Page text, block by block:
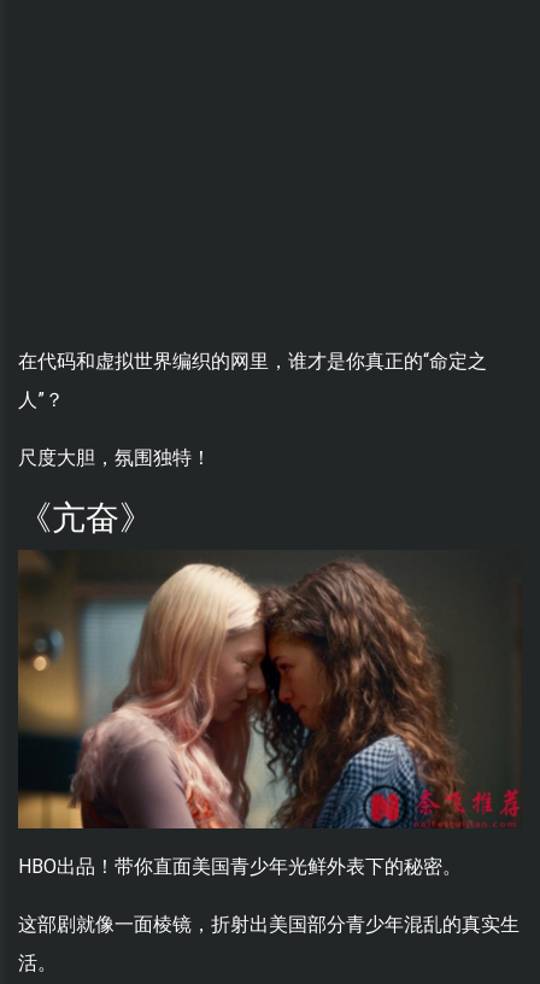
在代码和虚拟世界编织的网里，谁才是你真正的“命定之
人”？
尺度大胆，氛围独特！
《亢奋》
HBO出品！带你直面美国青少年光鲜外表下的秘密。
这部剧就像一面棱镜，折射出美国部分青少年混乱的真实生
活。